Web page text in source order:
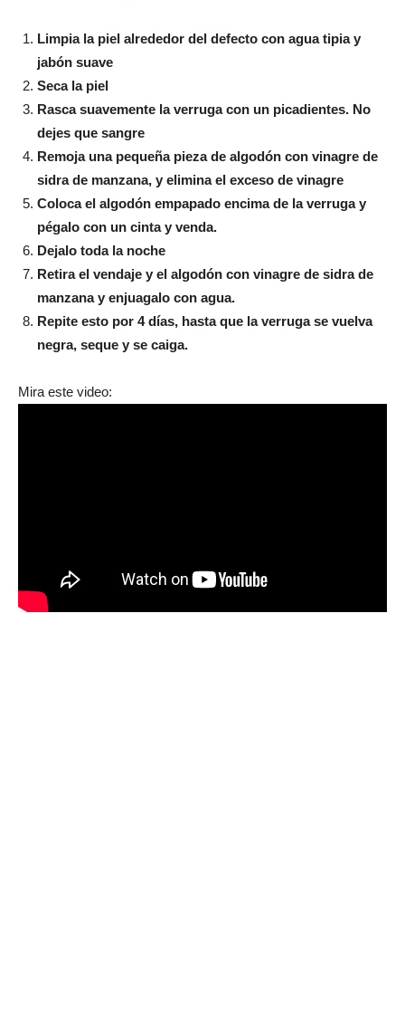
Limpia la piel alrededor del defecto con agua tipia y
jabón suave
Seca la piel
Rasca suavemente la verruga con un picadientes. No
dejes que sangre
Remoja una pequeña pieza de algodón con vinagre de
sidra de manzana, y elimina el exceso de vinagre
Coloca el algodón empapado encima de la verruga y
pégalo con un cinta y venda.
Dejalo toda la noche
Retira el vendaje y el algodón con vinagre de sidra de
manzana y enjuagalo con agua.
Repite esto por 4 días, hasta que la verruga se vuelva
negra, seque y se caiga.
Mira este video: